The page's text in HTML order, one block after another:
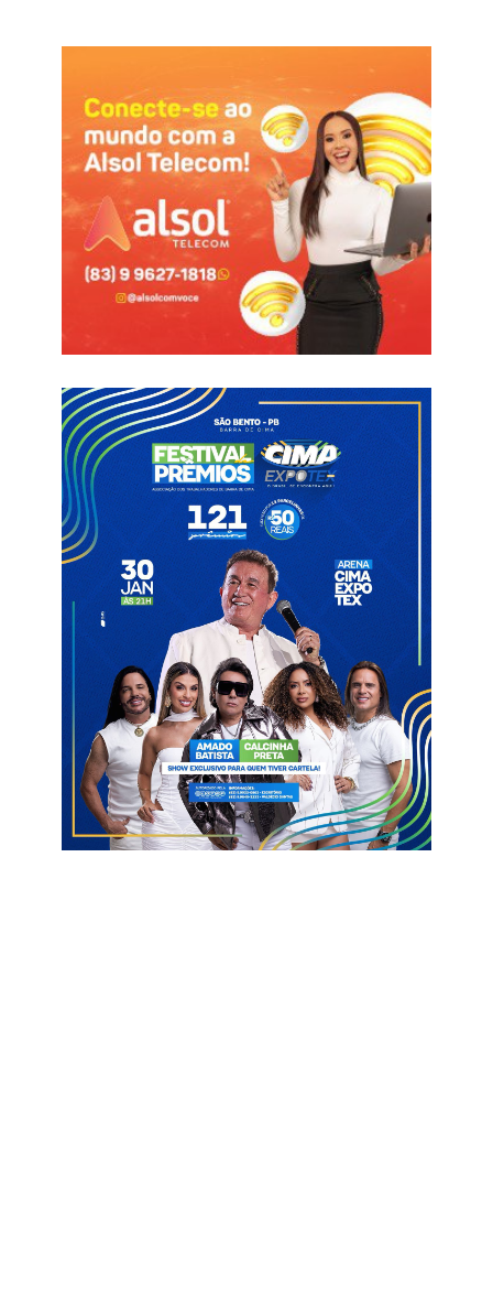
Confira detalhes na imagem
A prefeita de Mato Grosso é Gidalva Lima (PSB).
De acordo com o TCE, se não for corrigida o quanto antes, a
falha apontada pode ocasionar a reprovação das contas do
gestor, já que fere duas normas: a Lei de Responsabilidade
Fiscal (Lei Complementar no 101/00), e a Resolução Normativa
TC 05/2017.
Alerta Mato Grosso TCE